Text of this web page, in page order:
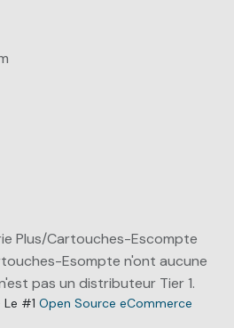
Plus/Cartouches-Escompte
Esompte n'ont aucune
pas un distributeur Tier 1.
Le #1Open Source eCommerce